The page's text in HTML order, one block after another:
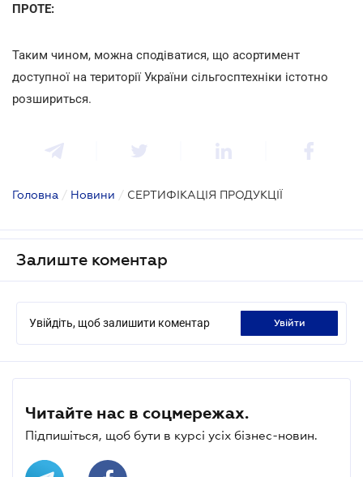
ПРОТЕ:
Таким чином, можна сподіватися, що асортимент
доступної на території України сільгосптехніки істотно
розшириться.
Головна / Новини / СЕРТИФІКАЦІЯ ПРОДУКЦІЇ
Залиште коментар
Увійдіть, щоб залишити коментар увійти
Читайте нас в соцмережах.
Підпишіться, щоб бути в курсі усіх бізнес-новин.